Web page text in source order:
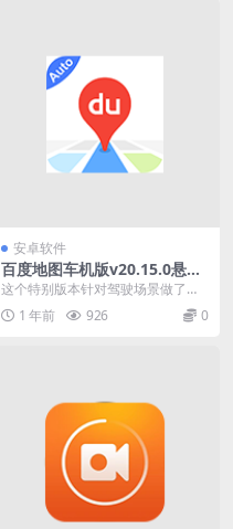
安卓软件
百度地图车机版v20.15.0悬浮
定制版 去除更新 解锁工程模
式
这个特别版本针对驾驶场景做了深
度优化： ✓ 精简所有与驾驶无关的
功能 ✓ 去除烦...
1 年前 926 0